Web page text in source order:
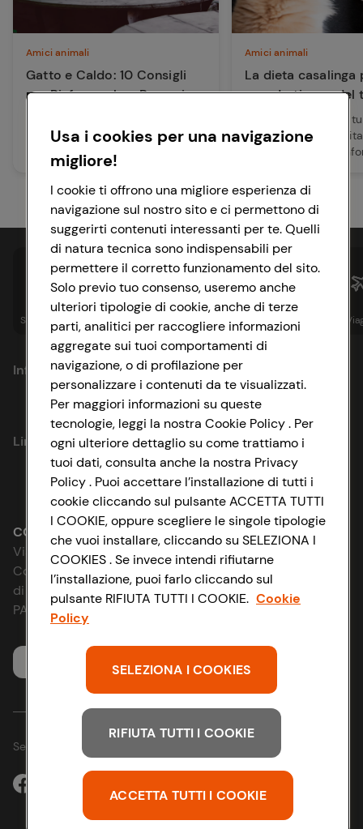
Amici animali
Gatto e Caldo: 10 Consigli
per Rinfrescarlo e Prevenire
i sintomi del colpo di calore,
come rinfrescare il gatto in casa
e i rimedi pratici per proteggere
il tuo felino in estate.
Amici animali
La dieta casalinga
prenderti cura del
Se hai deciso che il
quattro zampe
casalinga, è bene
puoi cucinare e in
far sì che cresca
Spesa online Assicurazioni Sapori& Istituzionale
Informazioni
Privacy Policy
Cookie Policy
Impostazioni Cookie
Accessibilità
D&I e Parità di Genere
Strategia Fiscale
Link utili
Lavora con noi
Le cooperative
News & Approfondimenti
Richiami prodotto
Whistleblowing
CONAD SOCIETÀ COOPERATIVA
Via Michelino, 59 | 40127 BOLOGNA
Codice Fiscale e Registro Imprese
di Bologna 00865960157
PARTITA IVA 03320960374
Servizio clienti
Seguici sui Social:
Usa i cookies per una navigazione
migliore!
I cookie ti offrono una migliore esperienza di
navigazione sul nostro sito e ci permettono di
suggerirti contenuti interessanti per te. Quelli
di natura tecnica sono indispensabili per
permettere il corretto funzionamento del sito.
Solo previo tuo consenso, useremo anche
ulteriori tipologie di cookie, anche di terze
parti, analitici per raccogliere informazioni
aggregate sui tuoi comportamenti di
navigazione, o di profilazione per
personalizzare i contenuti da te visualizzati.
Per maggiori informazioni su queste
tecnologie, leggi la nostra Cookie Policy . Per
ogni ulteriore dettaglio su come trattiamo i
tuoi dati, consulta anche la nostra Privacy
Policy . Puoi accettare l’installazione di tutti i
cookie cliccando sul pulsante ACCETTA TUTTI
I COOKIE, oppure scegliere le singole tipologie
che vuoi installare, cliccando su SELEZIONA I
COOKIES . Se invece intendi rifiutarne
l’installazione, puoi farlo cliccando sul
pulsante RIFIUTA TUTTI I COOKIE. Cookie
Policy
SELEZIONA I COOKIES
RIFIUTA TUTTI I COOKIE
ACCETTA TUTTI I COOKIE